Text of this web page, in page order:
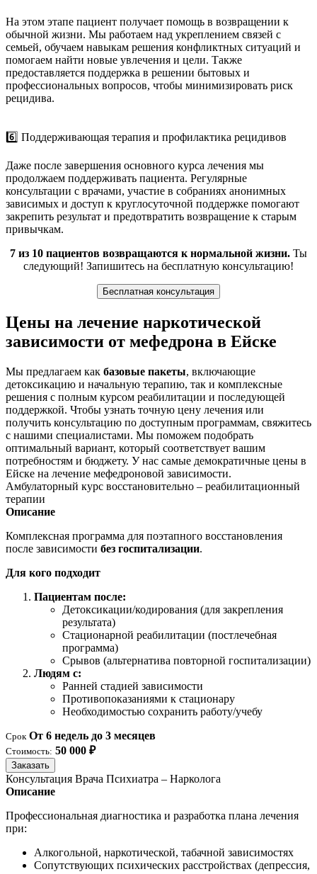
На этом этапе пациент получает помощь в возвращении к
обычной жизни. Мы работаем над укреплением связей с
семьей, обучаем навыкам решения конфликтных ситуаций и
помогаем найти новые увлечения и цели. Также
предоставляется поддержка в решении бытовых и
профессиональных вопросов, чтобы минимизировать риск
рецидива.
6️⃣ Поддерживающая терапия и профилактика рецидивов
Даже после завершения основного курса лечения мы
продолжаем поддерживать пациента. Регулярные
консультации с врачами, участие в собраниях анонимных
зависимых и доступ к круглосуточной поддержке помогают
закрепить результат и предотвратить возвращение к старым
привычкам.
7 из 10 пациентов возвращаются к нормальной жизни. Ты
следующий! Запишитесь на бесплатную консультацию!
Бесплатная консультация
Цены на лечение наркотической
зависимости от мефедрона в Ейске
Мы предлагаем как базовые пакеты, включающие
детоксикацию и начальную терапию, так и комплексные
решения с полным курсом реабилитации и последующей
поддержкой. Чтобы узнать точную цену лечения или
получить консультацию по доступным программам, свяжитесь
с нашими специалистами. Мы поможем подобрать
оптимальный вариант, который соответствует вашим
потребностям и бюджету. У нас самые демократичные цены в
Ейске на лечение мефедроновой зависимости.
Амбулаторный курс восстановительно – реабилитационный
терапии
Описание
Комплексная программа для поэтапного восстановления
после зависимости без госпитализации.
Для кого подходит
Пациентам после:
Детоксикации/кодирования (для закрепления
результата)
Стационарной реабилитации (постлечебная
программа)
Срывов (альтернатива повторной госпитализации)
Людям с:
Ранней стадией зависимости
Противопоказаниями к стационару
Необходимостью сохранить работу/учебу
Срок От 6 недель до 3 месяцев
Стоимость: 50 000 ₽
Заказать
Консультация Врача Психиатра – Нарколога
Описание
Профессиональная диагностика и разработка плана лечения
при:
Алкогольной, наркотической, табачной зависимостях
Сопутствующих психических расстройствах (депрессия,